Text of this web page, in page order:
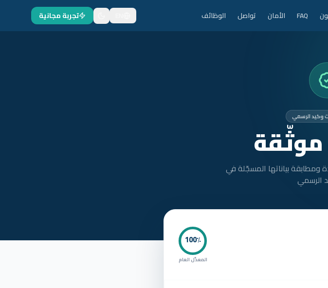
FAQ الأمان تواصل الوظائف تجربة مجانية
وكيد الرسمي
بياناتها المسجّلة في
الرسمي
100٪
المعدّل العام